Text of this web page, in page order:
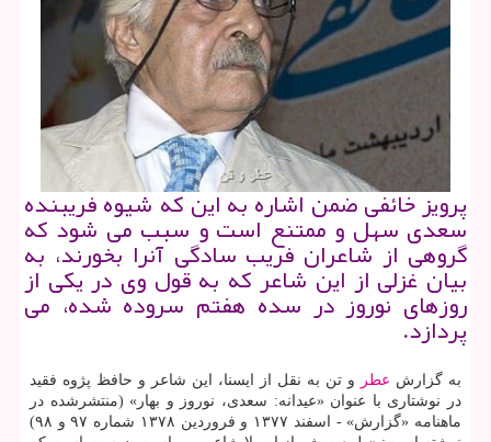
پرویز خائفی ضمن اشاره به این که شیوه فریبنده
سعدی سهل و ممتنع است و سبب می شود که
گروهی از شاعران فریب سادگی آنرا بخورند، به
بیان غزلی از این شاعر که به قول وی در یکی از
روزهای نوروز در سده هفتم سروده شده، می
پردازد.
به گزارش عطر
و تن به نقل از ایسنا، این شاعر و حافظ پژوه فقید
در نوشتاری با عنوان «عیدانه: سعدی، نوروز و بهار» (منتشرشده در
ماهنامه «گزارش» - اسفند ۱۳۷۷ و فروردین ۱۳۷۸ شماره ۹۷ و ۹۸)